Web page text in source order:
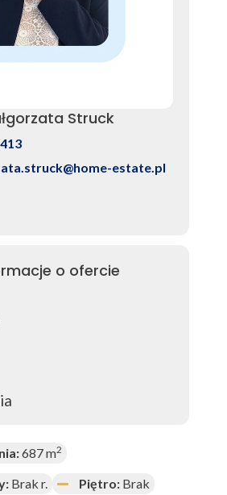
Struck
estate.pl
o ofercie
687 m2
Brak r. Piętro: Brak